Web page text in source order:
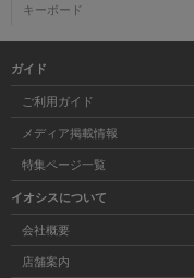
キーボード
ガイド
ご利用ガイド
メディア掲載情報
特集ページ一覧
イオシスについて
会社概要
店舗案内